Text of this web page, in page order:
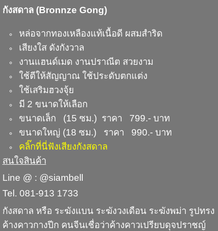
กังสดาล (Bronnze Gong)
หล่อจากทองเหลืองแท้เนื้อดี ผสมสำริด
เสียงใส ดังกังวาล
งานแฮนด์เมด งานปราณีต สวยงาม
ใช้ตีให้สัญญาณ ใช้ประดับตกแต่ง
ใช้เสริมฮวงจุ้ย
มี 2 ขนาดให้เลือก
ขนาดเล็ก (15 ซม.) ราคา 799.- บาท
ขนาดใหญ่ (18 ซม.) ราคา 990.- บาท
คลิ๊กที่นี่ฟังเสียงกังสดาล
สนใจสินค้า
Line @ : @siambell
Tel. 081-913 1733
กังสดาล หรือ ระฆังแบน ระฆังวงเดือน ระฆังพม่า รูปทรง
ค้างคาวกางปีก คนจีนเชื่อว่าค้างคาวเปรียบดุจปราชญ์